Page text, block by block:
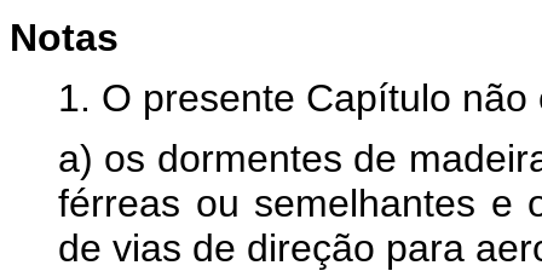
Notas
1. O presente Capítulo não
a) os dormentes de
férreas ou semelhantes e
de vias de direção para